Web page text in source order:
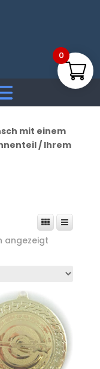
mit einem
/ Ihrem
angezeigt
0